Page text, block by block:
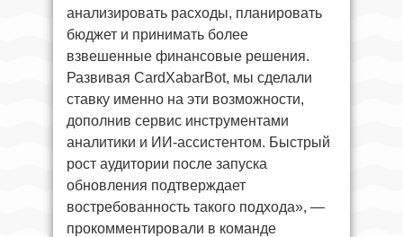
анализировать расходы, планировать
бюджет и принимать более
взвешенные финансовые решения.
Развивая CardXabarBot, мы сделали
ставку именно на эти возможности,
дополнив сервис инструментами
аналитики и ИИ-ассистентом. Быстрый
рост аудитории после запуска
обновления подтверждает
востребованность такого подхода», —
прокомментировали в команде